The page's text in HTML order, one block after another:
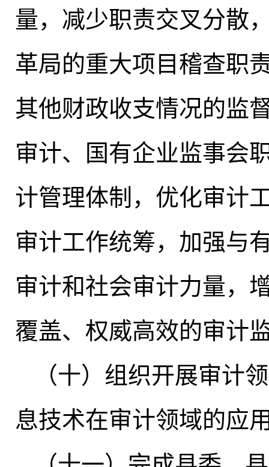
量， 减少职责交叉分散
革局的重大项目稽查职
其他财政收支情况的监
审计、国有企业监事会
计管理体制，优化审计
审计工作统筹，加强与
审计和社会审计力量，
覆盖、权威高效的审计
（十）组织开展审计
息技术在审计领域的应